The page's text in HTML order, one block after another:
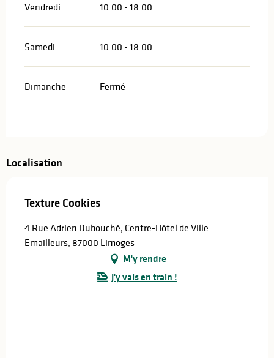
Vendredi 10:00 - 18:00
Samedi 10:00 - 18:00
Dimanche Fermé
Localisation
Texture Cookies
4 Rue Adrien Dubouché, Centre-Hôtel de Ville
Emailleurs, 87000 Limoges
M'y rendre
J'y vais en train !